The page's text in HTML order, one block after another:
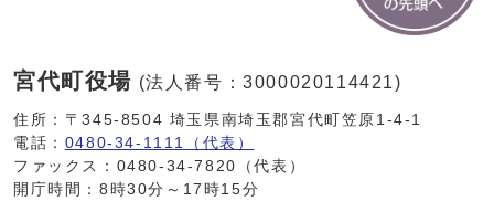
宮代町役場 (法人番号：3000020114421)
住所：〒345-8504 埼玉県南埼玉郡宮代町笠原1-4-1
電話： 0480-34-1111（代表）
ファックス：0480-34-7820（代表）
開庁時間：8時30分～17時15分